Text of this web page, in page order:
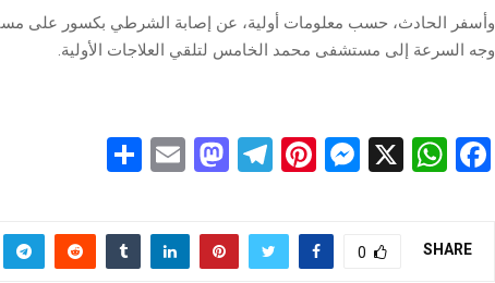
وأسفر الحادث، حسب معلومات أولية، عن إصابة الشرطي بكسور على
وجه السرعة إلى مستشفى محمد الخامس لتلقي العلاجات الأولية.
F
b
W
X
M
se
n
Pi
er
es
T
e
gr
M
st
o
E
ail
ar
e
SHARE
0